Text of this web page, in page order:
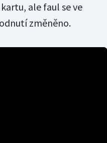
ale faul se ve
změněno.